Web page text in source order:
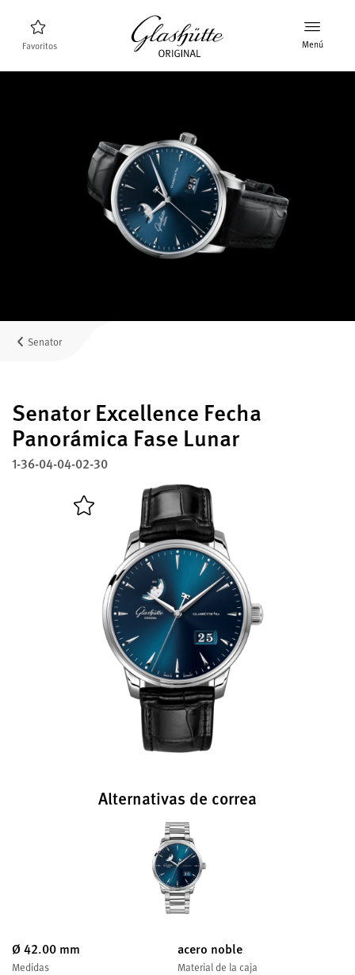
Favoritos Menú
Descubra la colección
La marca Glashütte Original
Más información sobre la Manufactura
MyAccount
Servicio
Garantía, Revisión y Restauración
Contacto
English Deutsch
Cerrar menú
Senator
Senator Excellence Fecha
Panorámica Fase Lunar
1-36-04-04-02-30
Alternativas de correa
Ø 42.00 mm
Medidas
acero noble
Material de la caja